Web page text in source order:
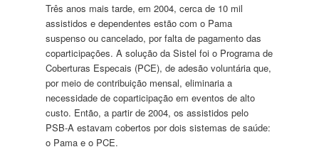
Três anos mais tarde, em 2004, cerca de 10 mil
assistidos e dependentes estão com o Pama
suspenso ou cancelado, por falta de pagamento das
coparticipações. A solução da Sistel foi o Programa de
Coberturas Especais (PCE), de adesão voluntária que,
por meio de contribuição mensal, eliminaria a
necessidade de coparticipação em eventos de alto
custo. Então, a partir de 2004, os assistidos pelo
PSB-A estavam cobertos por dois sistemas de saúde:
o Pama e o PCE.